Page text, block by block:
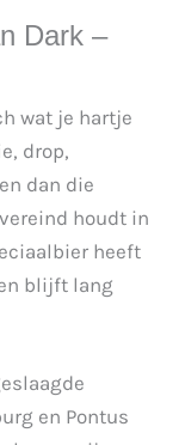
Dark –
wat je hartje
drop,
dan die
houdt in
heeft
blijft lang
en Pontus